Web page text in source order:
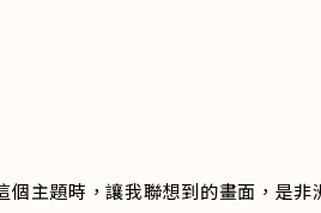
個主題時，讓我聯想到的畫面，是非